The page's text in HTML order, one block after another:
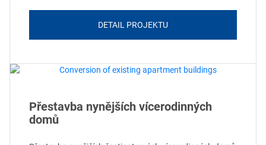
DETAIL PROJEKTU
Přestavba nynějších vícerodinných
domů